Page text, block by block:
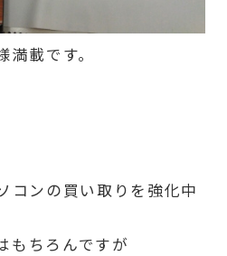
載です。
コンの買い取りを強化中
もちろんですが